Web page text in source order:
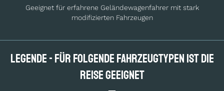
Geeignet für erfahrene Geländewagenfahrer mit stark
modifizierten Fahrzeugen
Legende - Für folgende Fahrzeugtypen ist die
Reise geeignet